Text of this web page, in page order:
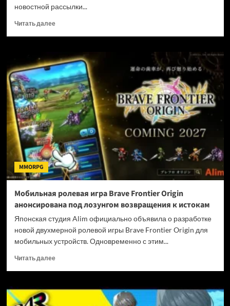
новостной рассылки...
Читать далееПрочитать
Rare
может
стать
жертвой
реструктуризации
Xbox
разработчики
Sea
of
Thieves
под
ударом
MMORPG
Мобильная ролевая игра Brave Frontier Origin
анонсирована под лозунгом возвращения к истокам
Японская студия Alim официально объявила о разработке
новой двухмерной ролевой игры Brave Frontier Origin для
мобильных устройств. Одновременно с этим...
Читать далееПрочитать